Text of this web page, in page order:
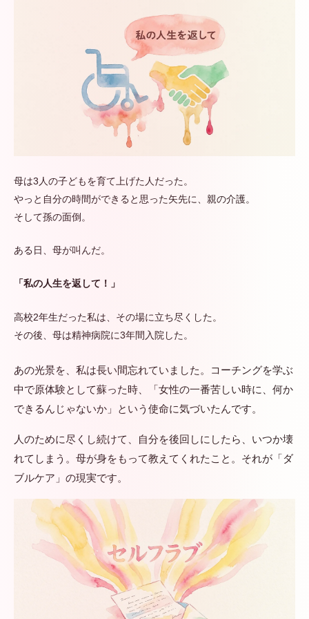
母は3人の子どもを育て上げた人だった。
やっと自分の時間ができると思った矢先に、親の介護。
そして孫の面倒。
ある日、母が叫んだ。
「私の人生を返して！」
高校2年生だった私は、その場に立ち尽くした。
その後、母は精神病院に3年間入院した。
あの光景を、私は長い間忘れていました。コーチングを学ぶ
中で原体験として蘇った時、「女性の一番苦しい時に、何か
できるんじゃないか」という使命に気づいたんです。
人のために尽くし続けて、自分を後回しにしたら、いつか壊
れてしまう。母が身をもって教えてくれたこと。それが「ダ
ブルケア」の現実です。